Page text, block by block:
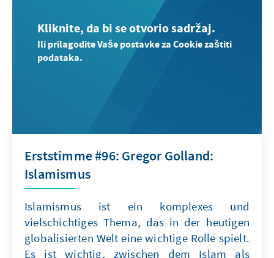
Kliknite, da bi se otvorio sadržaj.
Ili prilagodite Vaše postavke za Cookie zaštiti
podataka.
Erststimme #96: Gregor Golland:
Islamismus
Islamismus ist ein komplexes und
vielschichtiges Thema, das in der heutigen
globalisierten Welt eine wichtige Rolle spielt.
Es ist wichtig, zwischen dem Islam als